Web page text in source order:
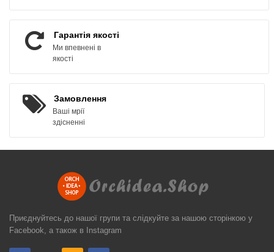
Гарантія якості
Ми впевнені в
якості
Замовлення
Ваші мрії
здісненні
Приєднуйтесь до нашої групи та слідкуйте за нашою сторінкою у
Facebook, а також в Instagram